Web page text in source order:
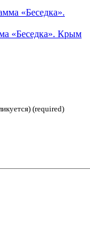
«Беседка». Крым
(required)